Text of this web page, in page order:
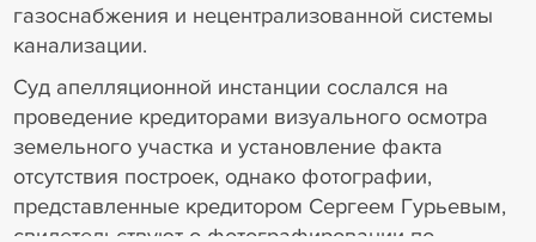
газоснабжения и нецентрализованной системы
канализации.
Суд апелляционной инстанции сослался на
проведение кредиторами визуального осмотра
земельного участка и установление факта
отсутствия построек, однако фотографии,
представленные кредитором Сергеем Гурьевым,
свидетельствуют о фотографировании по